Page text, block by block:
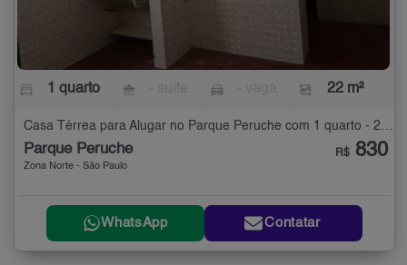
1 quarto 22 m²
Casa Térrea para Alugar no Parque Peruche com 1 quarto - 22 m²
Parque Peruche
Zona Norte - São Paulo
R$ 830
WhatsApp Contatar